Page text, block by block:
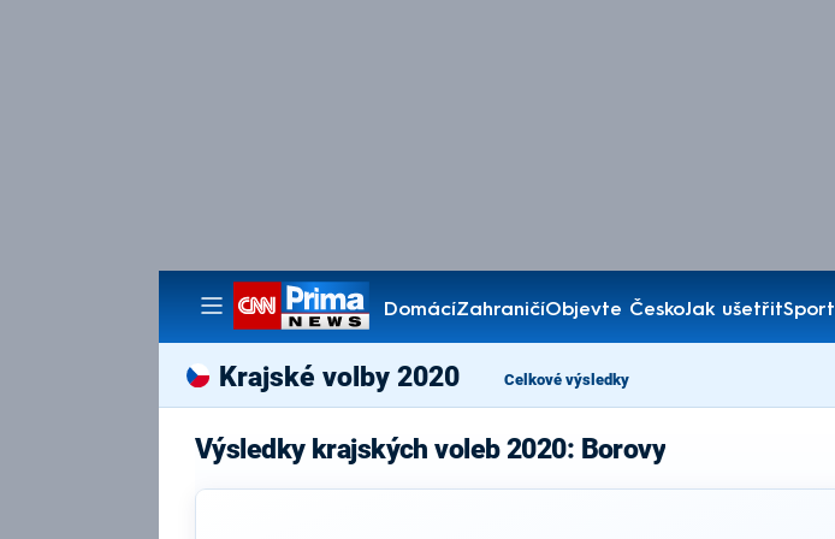
DomácíZahraničíObjevte ČeskoJak ušetřitSport
Pořady
Krajské volby 2020 Celkové výsledky
Výsledky krajských voleb 2020: Borovy